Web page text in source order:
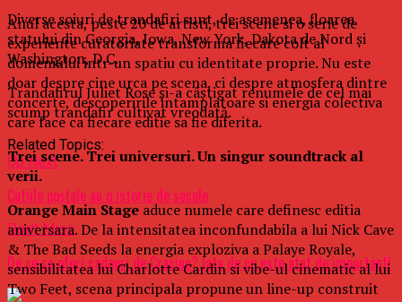
Diverse soiuri de trandafiri sunt, de asemenea, floarea
statului din Georgia, Iowa, New York, Dakota de Nord și
Washington, D.C.
Trandafirul Juliet Rose și-a câștigat renumele de cel mai
scump trandafir cultivat vreodată.
Related Topics:
Up Next
Cutiile poștale au o istorie de secole
Don't Miss
De ce sa oferi cadouri de Craciun? Iata de ce este atat de important!
Anul acesta, peste 20 de artisti, trei scene si o serie de
experiente curatoriate transforma fiecare colt al
domeniului intr-un spatiu cu identitate proprie. Nu este
doar despre cine urca pe scena, ci despre atmosfera dintre
concerte, descoperirile intamplatoare si energia colectiva
care face ca fiecare editie sa fie diferita.
Trei scene. Trei universuri. Un singur soundtrack al
verii.
Orange Main Stageaduce numele care definesc editia
aniversara. De la intensitatea inconfundabila a lui Nick Cave
& The Bad Seeds la energia exploziva a Palaye Royale,
sensibilitatea lui Charlotte Cardin si vibe-ul cinematic al lui
Two Feet, scena principala propune un line-up construit